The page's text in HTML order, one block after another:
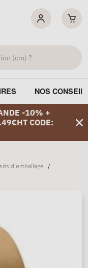
NOS
-10% +
CODE:
d'emballage
/